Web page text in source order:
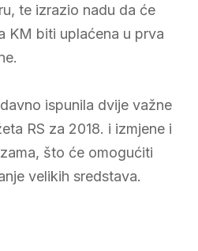
te izrazio nadu da će
KM biti uplaćena u prva
ispunila dvije važne
RS za 2018. i izmjene i
što će omogućiti
velikih sredstava.